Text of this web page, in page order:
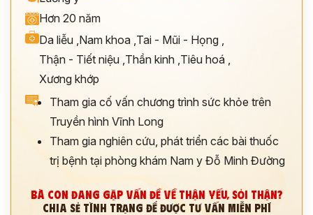
Hơn 20 năm
Da liễu ,Nam khoa ,Tai - Mũi - Họng ,
Thận - Tiết niệu ,Thần kinh ,Tiêu hoá ,
Xương khớp
Tham gia cố vấn chương trình sức khỏe trên
Truyền hình Vĩnh Long
Tham gia nghiên cứu, phát triển các bài thuốc
trị bệnh tại phòng khám Nam y Đỗ Minh Đường
BÀ CON ĐANG GẶP VẤN ĐỀ VỀ THẬN YẾU, SỎI THẬN?
CHIA SẺ TÌNH TRẠNG ĐỂ ĐƯỢC TƯ VẤN MIỄN PHÍ